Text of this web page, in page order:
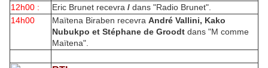
12h00 :
Eric Brunet recevra / dans "Radio Brunet".
14h00
Maïtena Biraben recevra André Vallini, Kako
Nubukpo et Stéphane de Groodt dans "M comme
Maïtena".